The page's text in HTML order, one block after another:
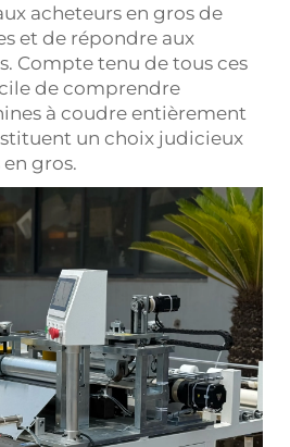
acheteurs en gros de
et de répondre aux
Compte tenu de tous ces
de comprendre
à coudre entièrement
un choix judicieux
gros.